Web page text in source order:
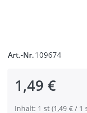
Art.-Nr. 109674
1,49 €
Inhalt: 1 st (1,49 € / 1